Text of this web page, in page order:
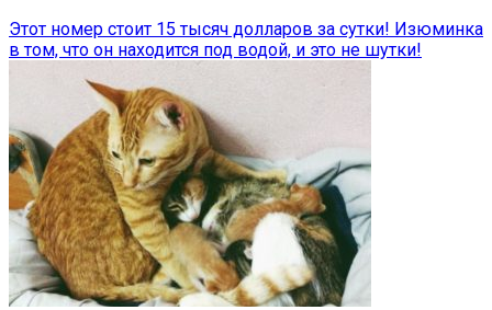
Этот номер стоит 15 тысяч долларов за сутки! Изюминка
в том, что он находится под водой, и это не шутки!